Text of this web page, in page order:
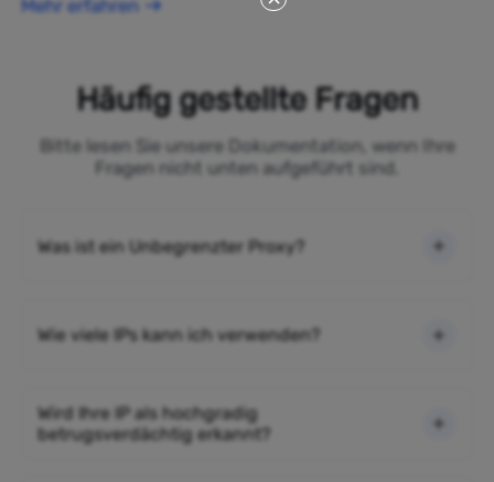
Mehr erfahren
Häufig gestellte Fragen
Bitte lesen Sie unsere Dokumentation, wenn Ihre
Fragen nicht unten aufgeführt sind.
Was ist ein Unbegrenzter Proxy?
Wie viele IPs kann ich verwenden?
Wird Ihre IP als hochgradig
betrugsverdächtig erkannt?